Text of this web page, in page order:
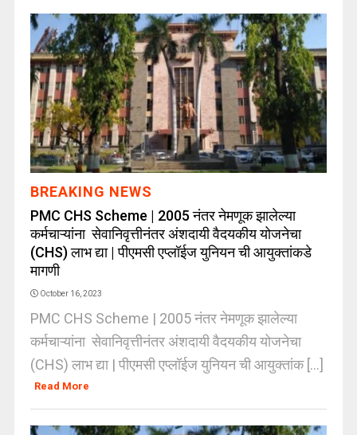
BREAKING NEWS
PMC CHS Scheme | 2005 नंतर नेमणूक झालेल्या
कर्मचाऱ्यांना सेवानिवृत्तीनंतर अंशदायी वैदयकीय योजनेचा
(CHS) लाभ द्या | पीएमसी एप्लॉईज युनियन ची आयुक्तांकडे
मागणी
October 16, 2023
PMC CHS Scheme | 2005 नंतर नेमणूक झालेल्या
कर्मचाऱ्यांना सेवानिवृत्तीनंतर अंशदायी वैदयकीय योजनेचा
(CHS) लाभ द्या | पीएमसी एप्लॉईज युनियन ची आयुक्तांक [...]
Read More